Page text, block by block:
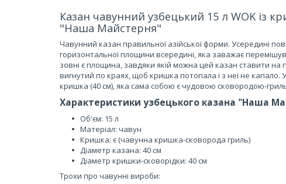
Казан чавунний узбецький 15 л WOK із
"Наша Майстерня"
Чавунний казан правильної азійської форми. Усередині
горизонтальної площини всередині, яка заважає
зовні є площина, завдяки якій можна цей казан ставити
вигнутий по краях, щоб кришка потопала і з неї не капало.
кришка (40 см), яка сама собою є чудовою сковородою-
Характеристики узбецького казана "Наша
Об'єм: 15 л
Матеріал: чавун
Кришка: є (чавунна кришка-сковорода гриль)
Діаметр казана: 40 см
Діаметр кришки-сковорідки: 40 см
Трохи про чавунні вироби: